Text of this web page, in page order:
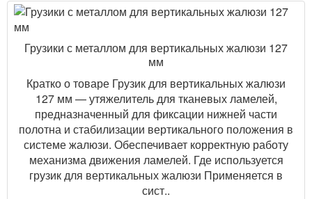
Грузики с металлом для вертикальных жалюзи 127
мм
Кратко о товаре Грузик для вертикальных жалюзи
127 мм — утяжелитель для тканевых ламелей,
предназначенный для фиксации нижней части
полотна и стабилизации вертикального положения в
системе жалюзи. Обеспечивает корректную работу
механизма движения ламелей. Где используется
грузик для вертикальных жалюзи Применяется в
сист..